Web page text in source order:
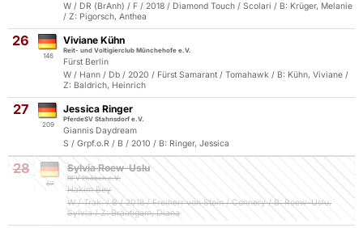
W / DR (BrAnh) / F / 2018 / Diamond Touch / Scolari / B: Krüger, Melanie
/ Z: Pigorsch, Anthea
26
146
Viviane Kühn
Reit- und Voltigierclub Münchehofe e.V.
Fürst Berlin
W / Hann / Db / 2020 / Fürst Samarant / Tomahawk / B: Kühn, Viviane /
Z: Baldrich, Heinrich
27
209
Jessica Ringer
PferdeSV Stahnsdorf e.V.
Giannis Daydream
S / Grpf.o.R / B / 2010 / B: Ringer, Jessica
28
67
Sylvia Roew-Uslu
RFV Phöben e.V.
Hakim Bey
W / Trak. / B / 2018 / Freiherr von Stein / Connery / B: Roew-Uslu,
Sylvia / Z: Bräutigam, Diana